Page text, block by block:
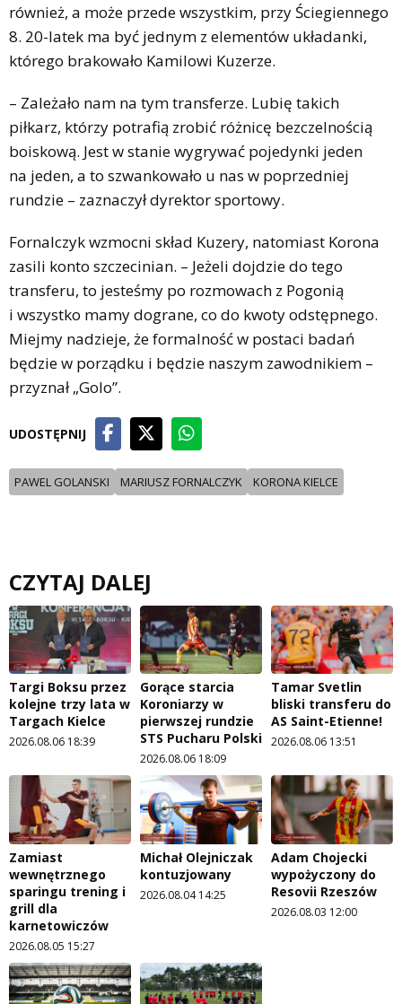
również, a może przede wszystkim, przy Ściegiennego
8. 20-latek ma być jednym z elementów układanki,
którego brakowało Kamilowi Kuzerze.
– Zależało nam na tym transferze. Lubię takich
piłkarz, którzy potrafią zrobić różnicę bezczelnością
boiskową. Jest w stanie wygrywać pojedynki jeden
na jeden, a to szwankowało u nas w poprzedniej
rundzie – zaznaczył dyrektor sportowy.
Fornalczyk wzmocni skład Kuzery, natomiast Korona
zasili konto szczecinian. – Jeżeli dojdzie do tego
transferu, to jesteśmy po rozmowach z Pogonią
i wszystko mamy dograne, co do kwoty odstępnego.
Miejmy nadzieje, że formalność w postaci badań
będzie w porządku i będzie naszym zawodnikiem –
przyznał „Golo”.
UDOSTĘPNIJ
PAWEL GOLANSKI MARIUSZ FORNALCZYK KORONA KIELCE
CZYTAJ DALEJ
Targi Boksu przez
kolejne trzy lata w
Targach Kielce
2026.08.06 18:39
Gorące starcia
Koroniarzy w
pierwszej rundzie
STS Pucharu Polski
2026.08.06 18:09
Tamar Svetlin
bliski transferu do
AS Saint-Etienne!
2026.08.06 13:51
Zamiast
wewnętrznego
sparingu trening i
grill dla
karnetowiczów
2026.08.05 15:27
Michał Olejniczak
kontuzjowany
2026.08.04 14:25
Adam Chojecki
wypożyczony do
Resovii Rzeszów
2026.08.03 12:00